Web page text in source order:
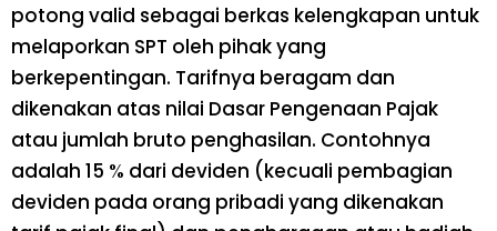
potong valid sebagai berkas kelengkapan untuk
melaporkan SPT oleh pihak yang
berkepentingan. Tarifnya beragam dan
dikenakan atas nilai Dasar Pengenaan Pajak
atau jumlah bruto penghasilan. Contohnya
adalah 15 % dari deviden (kecuali pembagian
deviden pada orang pribadi yang dikenakan